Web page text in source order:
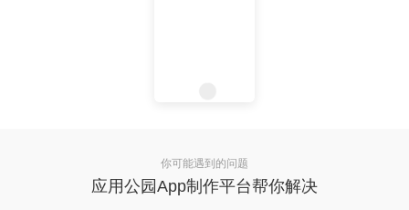
你可能遇到的问题
应用公园App制作平台帮你解决